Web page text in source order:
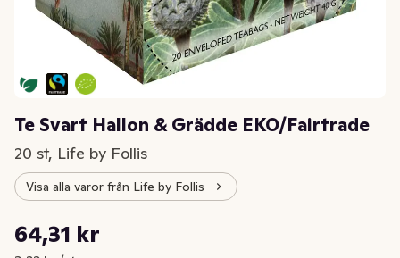
Te Svart Hallon & Grädde EKO/Fairtrade
20 st, Life by Follis
Visa alla varor från Life by Follis
64,31 kr
Styckpris: 3,22 kr /st